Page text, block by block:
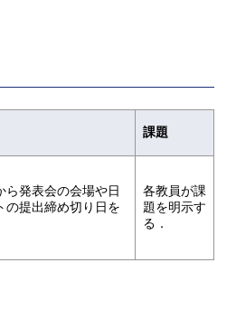
課題
ら発表会の会場や日
の提出締め切り日を
各教員が課
題を明示す
る．